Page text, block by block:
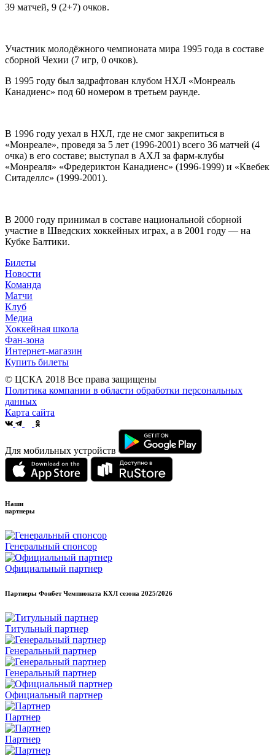
39 матчей, 9 (2+7) очков.
Участник молодёжного чемпионата мира 1995 года в составе
сборной Чехии (7 игр, 0 очков).
В 1995 году был задрафтован клубом НХЛ «Монреаль
Канадиенс» под 60 номером в третьем раунде.
В 1996 году уехал в НХЛ, где не смог закрепиться в
«Монреале», проведя за 5 лет (1996-2001) всего 36 матчей (4
очка) в его составе; выступал в АХЛ за фарм-клубы
«Монреаля» «Фредериктон Канадиенс» (1996-1999) и «Квебек
Ситаделлс» (1999-2001).
В 2000 году принимал в составе национальной сборной
участие в Шведских хоккейных играх, а в 2001 году — на
Кубке Балтики.
Билеты
Новости
Команда
Матчи
Клуб
Медиа
Хоккейная школа
Фан-зона
Интернет-магазин
Купить билеты
© ЦСКА 2018 Все права защищены
Политика компании в области обработки персональных
данных
Карта сайта
Для мобильных устройств
Наши
партнеры
Генеральный спонсор
Официальный партнер
Партнеры Фонбет Чемпионата КХЛ сезона 2025/2026
Титульный партнер
Генеральный партнер
Генеральный партнер
Официальный партнер
Партнер
Партнер